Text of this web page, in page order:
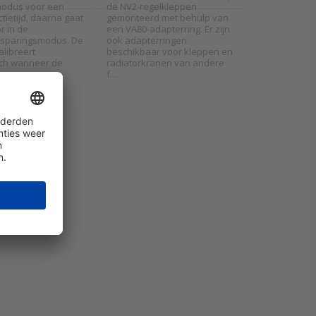
voor een
daarna gaat
in de
De
wanneer de
de NV2-regelkleppen
gemonteerd met behulp van
een VA80-adapterring. Er zijn
ook adapterringen
beschikbaar voor kleppen en
radiatorkranen van andere
f…